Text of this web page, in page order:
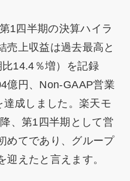
1四半期の決算ハイラ
売上収益は過去最高と
14.4％増）を記録
億円、Non-GAAP営業
成しました。楽天モ
、第1四半期として営
めてであり、グループ
えたと言えます。